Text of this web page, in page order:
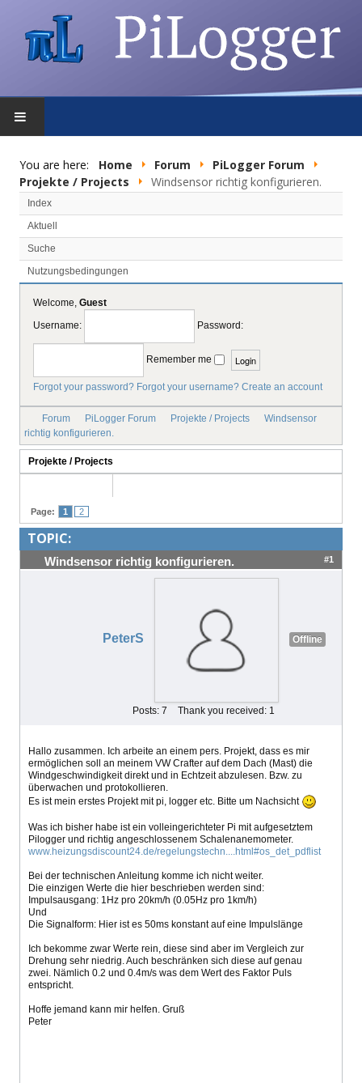
FEATURES
DOWNLOAD
FORUM
You are here: Home Forum
PiLogger Forum
Projekte / Projects
Windsensor richtig konfigurieren.
Index
Aktuell
Suche
Nutzungsbedingungen
Welcome, Guest
Username: Password:
Remember me
Forgot your password? Forgot your username? Create an account
Forum PiLogger Forum Projekte / Projects
Windsensor
richtig konfigurieren.
Projekte / Projects
Page: 1 2
TOPIC:
Windsensor richtig konfigurieren. #1
PeterS Offline
Posts: 7 Thank you received: 1
Hallo zusammen. Ich arbeite an einem pers. Projekt, dass es mir
ermöglichen soll an meinem VW Crafter auf dem Dach (Mast) die
Windgeschwindigkeit direkt und in Echtzeit abzulesen. Bzw. zu
überwachen und protokollieren.
Es ist mein erstes Projekt mit pi, logger etc. Bitte um Nachsicht
Was ich bisher habe ist ein volleingerichteter Pi mit aufgesetztem
Pilogger und richtig angeschlossenem Schalenanemometer.
www.heizungsdiscount24.de/regelungstechn....html#os_det_pdflist
Bei der technischen Anleitung komme ich nicht weiter.
Die einzigen Werte die hier beschrieben werden sind:
Impulsausgang: 1Hz pro 20km/h (0.05Hz pro 1km/h)
Und
Die Signalform: Hier ist es 50ms konstant auf eine Impulslänge
Ich bekomme zwar Werte rein, diese sind aber im Vergleich zur
Drehung sehr niedrig. Auch beschränken sich diese auf genau
zwei. Nämlich 0.2 und 0.4m/s was dem Wert des Faktor Puls
entspricht.
Hoffe jemand kann mir helfen. Gruß
Peter